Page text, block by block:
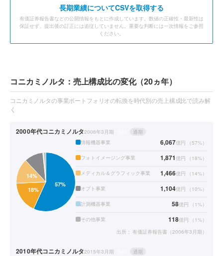
長期業績についてCSVを取得する
有価証券報告書などの公開情報をもとに作成しています。数値の正確性・最新性は
保証せず、提出後の訂正には追従していません。重要な判断には一次情報をご参照
ください。
コニカミノルタ：売上構成比の変化（20ヵ年）
コニカミノルタの事業ポートフォリオの転換を時代別の売上構成比で読み解
く
2000年代コニカミノルタ2006年3月期
通期
情報機器事業
6,067億円 （57%）
フォトイメージング事業 1,871億円 （ 18%）
メディカル＆グラフィック事業 1,466億円 （ 14%）
オプト事業 1,104億円 （ 10%）
計測機器事業 58億円 （ 1%）
その他事業 118億円 （ 1%）
出所： 有価証券報告書（2006年3月期）
2010年代コニカミノルタ2015年3月期 通期